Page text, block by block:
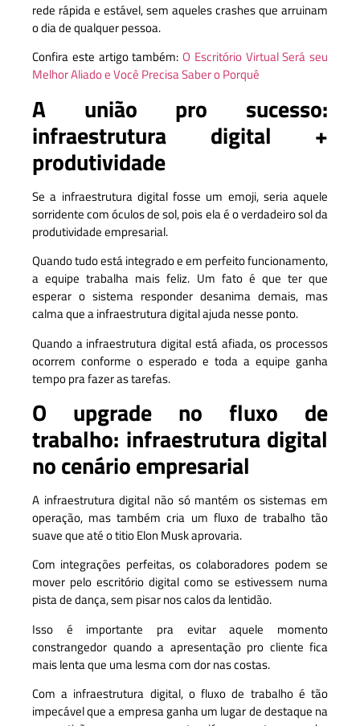
rede rápida e estável, sem aqueles crashes que arruinam
o dia de qualquer pessoa.
Confira este artigo também: O Escritório Virtual Será seu
Melhor Aliado e Você Precisa Saber o Porquê
A união pro sucesso:
infraestrutura digital +
produtividade
Se a infraestrutura digital fosse um emoji, seria aquele
sorridente com óculos de sol, pois ela é o verdadeiro sol da
produtividade empresarial.
Quando tudo está integrado e em perfeito funcionamento,
a equipe trabalha mais feliz. Um fato é que ter que
esperar o sistema responder desanima demais, mas
calma que a infraestrutura digital ajuda nesse ponto.
Quando a infraestrutura digital está afiada, os processos
ocorrem conforme o esperado e toda a equipe ganha
tempo pra fazer as tarefas.
O upgrade no fluxo de
trabalho: infraestrutura digital
no cenário empresarial
A infraestrutura digital não só mantém os sistemas em
operação, mas também cria um fluxo de trabalho tão
suave que até o titio Elon Musk aprovaria.
Com integrações perfeitas, os colaboradores podem se
mover pelo escritório digital como se estivessem numa
pista de dança, sem pisar nos calos da lentidão.
Isso é importante pra evitar aquele momento
constrangedor quando a apresentação pro cliente fica
mais lenta que uma lesma com dor nas costas.
Com a infraestrutura digital, o fluxo de trabalho é tão
impecável que a empresa ganha um lugar de destaque na